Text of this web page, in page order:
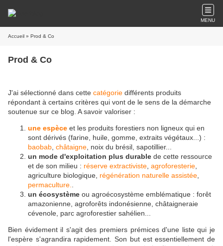
MENU
Accueil » Prod & Co
Prod & Co
J'ai sélectionné dans cette catégorie différents produits
répondant à certains critères qui vont de le sens de la démarche
soutenue sur ce blog. A savoir valoriser :
une espèce et les produits forestiers non ligneux qui en
sont dérivés (farine, huile, gomme, extraits végétaux...) :
baobab châtaigne , noix du brésil, sapotillier...
un mode d'exploitation plus durable de cette ressource
et de son milieu : réserve extractiviste agroforesterie
agriculture biologique, régénération naturelle assistée
permaculture
un écosystème ou agroécosystème emblématique : forêt
amazonienne, agroforêts indonésienne, châtaigneraie
cévenole, parc agroforestier sahélien...
Bien évidement il s'agit des premiers prémices d'une liste qui je
l'espère s'agrandira rapidement. Son but est essentiellement de